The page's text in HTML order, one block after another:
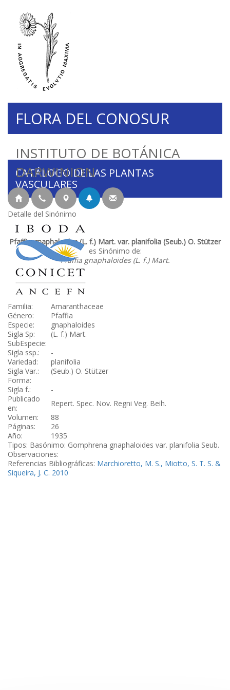
INSTITUTO DE BOTÁNICA
DARWINION
FLORA DEL CONOSUR
CATÁLOGO DE LAS PLANTAS
VASCULARES
Detalle del Sinónimo
Pfaffia gnaphaloides (L. f.) Mart. var. planifolia (Seub.) O. Stützer
es Sinónimo de:
Pfaffia gnaphaloides (L. f.) Mart.
Familia:
Amaranthaceae
Género:
Pfaffia
Especie:
gnaphaloides
Sigla Sp:
(L. f.) Mart.
SubEspecie:
Sigla ssp.:
-
Variedad:
planifolia
Sigla Var.:
(Seub.) O. Stützer
Forma:
Sigla f.:
-
Publicado
en:
Repert. Spec. Nov. Regni Veg. Beih.
Volumen:
88
Páginas:
26
Año:
1935
Tipos: Basónimo: Gomphrena gnaphaloides var. planifolia Seub.
Observaciones:
Referencias Bibliográficas: Marchioretto, M. S., Miotto, S. T. S. &
Siqueira, J. C. 2010